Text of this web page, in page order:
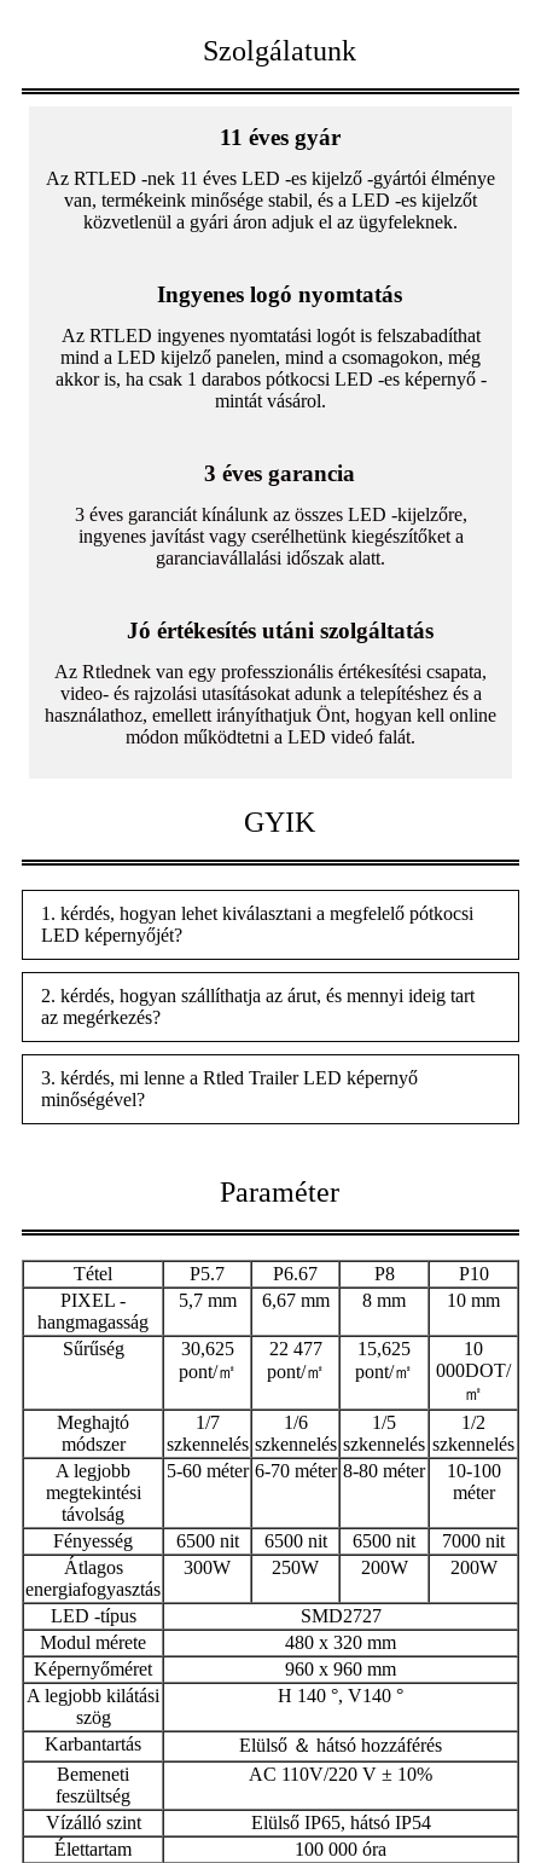
Szolgálatunk
11 éves gyár
Az RTLED -nek 11 éves LED -es kijelző -gyártói élménye
van, termékeink minősége stabil, és a LED -es kijelzőt
közvetlenül a gyári áron adjuk el az ügyfeleknek.
Ingyenes logó nyomtatás
Az RTLED ingyenes nyomtatási logót is felszabadíthat
mind a LED kijelző panelen, mind a csomagokon, még
akkor is, ha csak 1 darabos pótkocsi LED -es képernyő -
mintát vásárol.
3 éves garancia
3 éves garanciát kínálunk az összes LED -kijelzőre,
ingyenes javítást vagy cserélhetünk kiegészítőket a
garanciavállalási időszak alatt.
Jó értékesítés utáni szolgáltatás
Az Rtlednek van egy professzionális értékesítési csapata,
video- és rajzolási utasításokat adunk a telepítéshez és a
használathoz, emellett irányíthatjuk Önt, hogyan kell online
módon működtetni a LED videó falát.
GYIK
1. kérdés, hogyan lehet kiválasztani a megfelelő pótkocsi
LED képernyőjét?
2. kérdés, hogyan szállíthatja az árut, és mennyi ideig tart
az megérkezés?
3. kérdés, mi lenne a Rtled Trailer LED képernyő
minőségével?
Paraméter
Tétel P5.7 P6.67 P8
P10
PIXEL -
hangmagasság
5,7 mm 6,67 mm 8 mm 10 mm
Sűrűség
30,625
pont/㎡
22 477
pont/㎡
15,625
pont/㎡
10
000DOT/
㎡
Meghajtó
módszer
1/7
szkennelés
1/6
szkennelés
1/5
szkennelés
1/2
szkennelés
A legjobb
megtekintési
távolság
5-60 méter 6-70 méter 8-80 méter
10-100
méter
Fényesség 6500 nit 6500 nit 6500 nit
7000 nit
Átlagos
energiafogyasztás
300W 250W 200W 200W
LED -típus
SMD2727
Modul mérete
480 x 320 mm
Képernyőméret
960 x 960 mm
A legjobb kilátási
szög
H 140 °, V140 °
Karbantartás
Elülső ＆ hátsó hozzáférés
Bemeneti
feszültség
AC 110V/220 V ± 10%
Vízálló szint
Elülső IP65, hátsó IP54
Élettartam
100 000 óra